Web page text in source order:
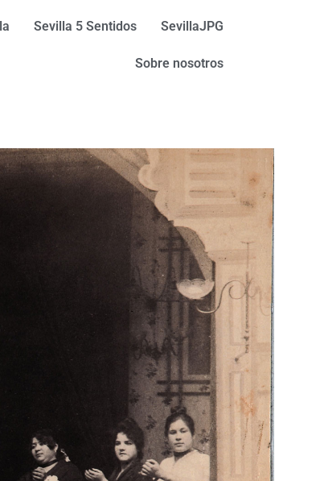
Sevilla 5 Sentidos SevillaJPG
Sobre nosotros